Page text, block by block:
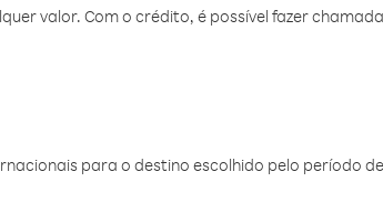
valor. Com o crédito, é possível fazer
para o destino escolhido pelo período